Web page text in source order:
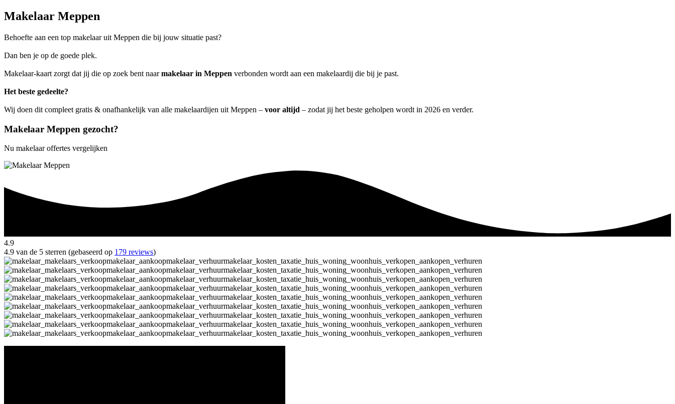
Makelaar Meppen
Behoefte aan een top makelaar uit Meppen die bij jouw situatie past?
Dan ben je op de goede plek.
Makelaar-kaart zorgt dat jij die op zoek bent naarmakelaar in Meppen verbonden wordt aan een makelaardij die bij je past.
Het beste gedeelte?
Wij doen dit compleet gratis & onafhankelijk van alle makelaardijen uit Meppen – voor altijd – zodat jij het beste geholpen wordt in 2026 en verder.
Makelaar Meppen gezocht?
Nu makelaar offertes vergelijken
4.9
4.9 van de 5 sterren (gebaseerd op 179 reviews)